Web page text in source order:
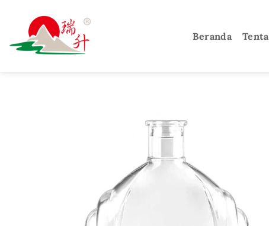
konten
Beranda